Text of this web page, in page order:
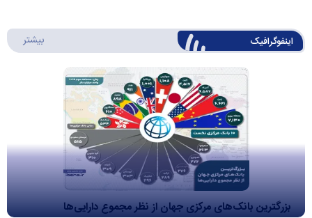
اینفوگرافیک بیشتر
بزرگترین بانک‌های مرکزی جهان از نظر مجموع دارایی‌ها